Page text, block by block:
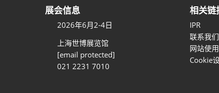
展会信息
2026年6月2-4日
上海世博展览馆
[email protected]
021 2231 7010
相关链
IPR
联系我们
网站使
Cookie